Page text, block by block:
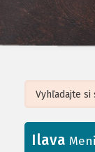
+
Leaflet| ©
Ilava